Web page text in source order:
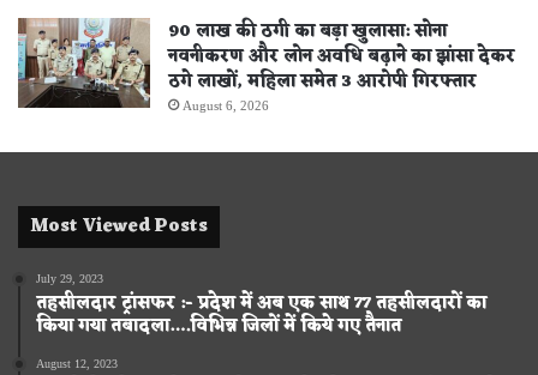
90 लाख की ठगी का बड़ा खुलासा: सोना
नवनीकरण और लोन अवधि बढ़ाने का झांसा देकर
ठगे लाखों, महिला समेत 3 आरोपी गिरफ्तार
August 6, 2026
Most Viewed Posts
July 29, 2023
तहसीलदार ट्रांसफर :- प्रदेश में अब एक साथ 77 तहसीलदारों का
किया गया तबादला….विभिन्न जिलों में किये गए तैनात
August 12, 2023